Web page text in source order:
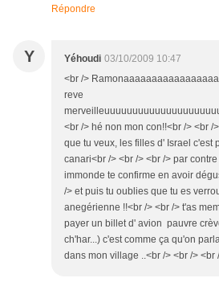
Répondre
Y Yéhoudi 03/10/2009 10:47
<br />
reve
<br /> hé non mon con!!<br /> <br /
que tu veux, les filles d' Israel c'est
canari<br /> <br /> <br /> par
immonde te confirme en avoir
/> et puis tu oublies que tu es
anegérienne !!<br /> <br /> t'as
payer un billet d' avion pauvre
ch'har...) c'est comme ça qu'on
dans mon village ..<br /> <br /> <br